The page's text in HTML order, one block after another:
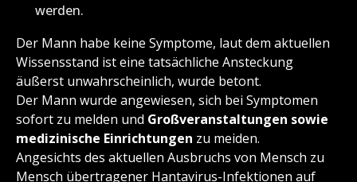
werden.
Der Mann habe keine Symptome, laut dem aktuellen
Wissensstand ist eine tatsächliche Ansteckung
äußerst unwahrscheinlich, wurde betont.
Der Mann wurde angewiesen, sich bei Symptomen
sofort zu melden und Großveranstaltungen sowie
medizinische Einrichtungen zu meiden.
Angesichts des aktuellen Ausbruchs von Mensch zu
Mensch übertragener Hantavirus-Infektionen auf